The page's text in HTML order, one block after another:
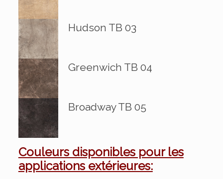
Hudson TB 03
Greenwich TB 04
Broadway TB 05
Couleurs disponibles pour les
applications extérieures: